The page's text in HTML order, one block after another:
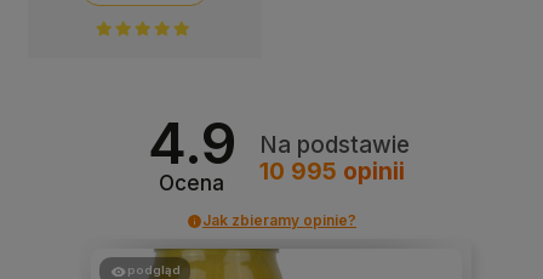
4.9
Ocena
Na podstawie
10 995 opinii
Jak zbieramy opinie?
podgląd